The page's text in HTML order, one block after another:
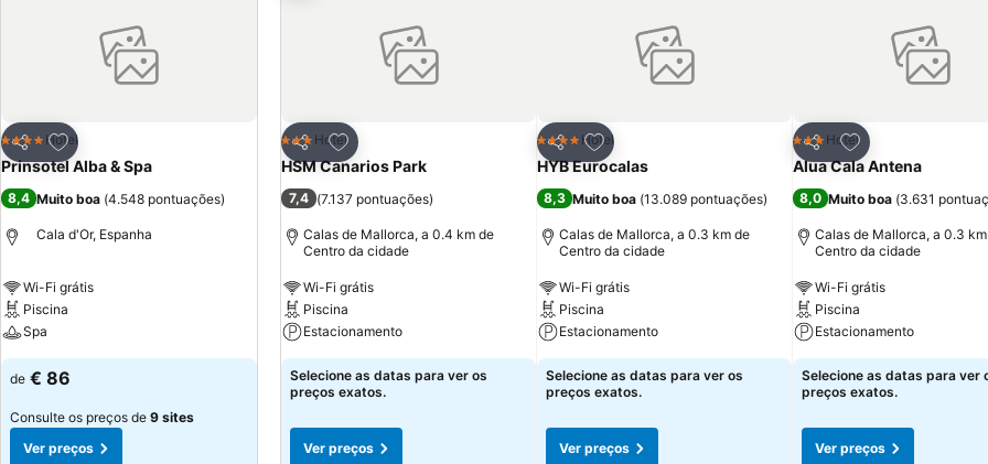
Partilhar
Adicionar aos favoritos
4 EstrelasHotel
Prinsotel Alba & Spa
8,4 Muito boa (4.548 pontuações)
Cala d'Or, Espanha
Wi-Fi grátis
Piscina
Spa
de € 86
Consulte os preços de 9 sites
Ver preços
Partilhar
Adicionar aos favoritos
3 Estrelas
Hotel
HSM Canarios Park
7,4 (7.137 pontuações)
Calas de Mallorca, a 0.4 km de
Centro da cidade
Wi-Fi grátis
Piscina
Estacionamento
Selecione as datas para ver os
preços exatos.
Ver preços
Partilhar
Adicionar aos favoritos
4 EstrelasHotel
HYB Eurocalas
8,3 Muito boa (13.089 pontuações)
Calas de Mallorca, a 0.3 km de
Centro da cidade
Wi-Fi grátis
Piscina
Estacionamento
Selecione as datas para ver os
preços exatos.
Ver preços
Partilhar
Adicionar aos
3 Estrelas
Hotel
Alua Cala Antena
8,0 Muito boa (3.631
Calas de Mallorca, a 0.3
Centro da cidade
Wi-Fi grátis
Piscina
Estacionamento
Selecione as datas para ver
preços exatos.
Ver preços